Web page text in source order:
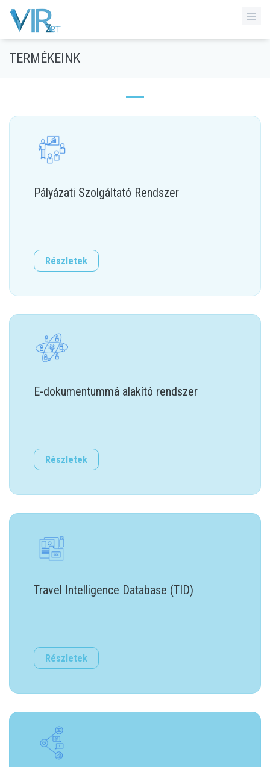
TERMÉKEINK
Pályázati Szolgáltató Rendszer
Részletek
E-dokumentummá alakító rendszer
Részletek
Travel Intelligence Database (TID)
Részletek